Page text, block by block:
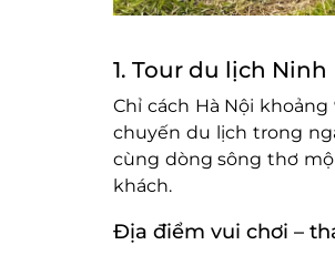
1. Tour du lịch
Chỉ cách Hà Nội
chuyến du lịch trong
cùng dòng sông thơ
khách.
Địa điểm vui chơi –